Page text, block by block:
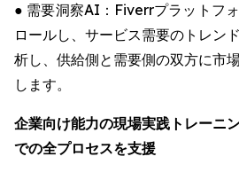
● 需要洞察AI：Fiverrプラットフ
ロールし、サービス需要のトレン
析し、供給側と需要側の双方に市
します。
企業向け能力の現場実践トレーニ
での全プロセスを支援